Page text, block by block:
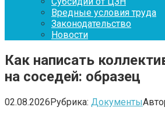
Вредные условия труда
Законодательство
Новости
Как написать
на соседей: образец
02.08.2026Рубрика: Документы